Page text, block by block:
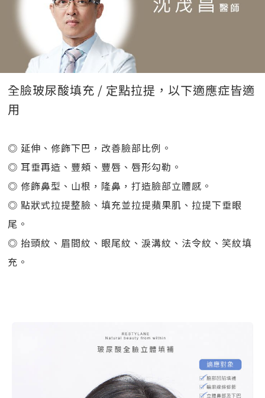
全臉玻尿酸填充 / 定點拉提，以下適應症皆適
用
◎ 延伸、修飾下巴，改善臉部比例。
◎ 耳垂再造、豐頰、豐唇、唇形勾勒。
◎ 修飾鼻型、山根，隆鼻，打造臉部立體感。
◎ 點狀式拉提整臉、填充並拉提蘋果肌、拉提下垂眼
尾。
◎ 抬頭紋、眉間紋、眼尾紋、淚溝紋、法令紋、笑紋填
充。